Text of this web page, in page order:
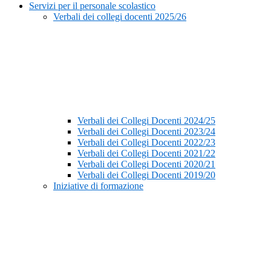
Servizi per il personale scolastico
Verbali dei collegi docenti 2025/26
Verbali dei Collegi Docenti 2024/25
Verbali dei Collegi Docenti 2023/24
Verbali dei Collegi Docenti 2022/23
Verbali dei Collegi Docenti 2021/22
Verbali dei Collegi Docenti 2020/21
Verbali dei Collegi Docenti 2019/20
Iniziative di formazione